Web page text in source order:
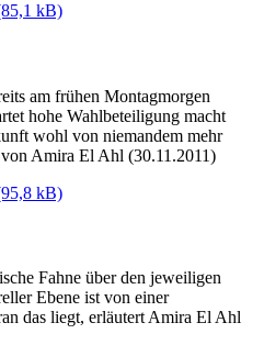
kB)
am frühen Montagmorgen
hohe Wahlbeteiligung macht
wohl von niemandem mehr
Amira El Ahl (30.11.2011)
kB)
Fahne über den jeweiligen
Ebene ist von einer
das liegt, erläutert Amira El Ahl